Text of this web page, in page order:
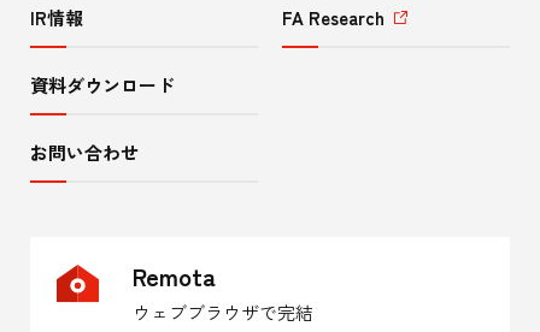
IR情報
資料ダウンロード
お問い合わせ
FA Research
Remota
ウェブブラウザで完結